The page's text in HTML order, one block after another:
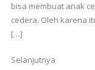
bisa membuat anak
cedera. Oleh karena
[…]
Selanjutnya